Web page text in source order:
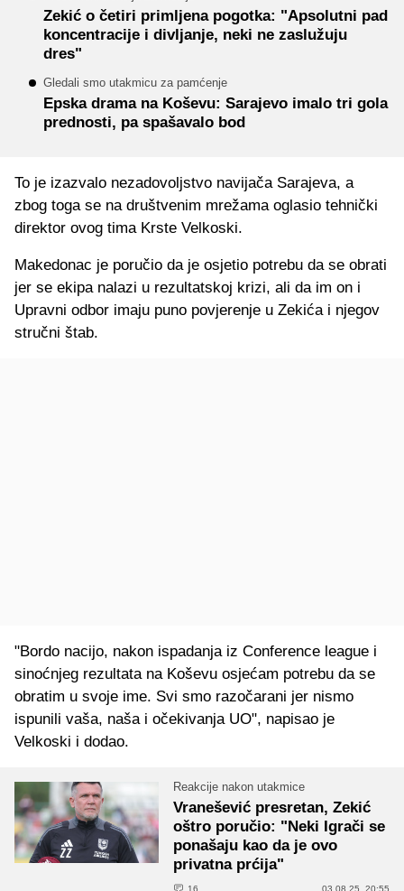
Zekić o četiri primljena pogotka: "Apsolutni pad
koncentracije i divljanje, neki ne zaslužuju
dres"
Gledali smo utakmicu za pamćenje
Epska drama na Koševu: Sarajevo imalo tri gola
prednosti, pa spašavalo bod
To je izazvalo nezadovoljstvo navijača Sarajeva, a
zbog toga se na društvenim mrežama oglasio tehnički
direktor ovog tima Krste Velkoski.
Makedonac je poručio da je osjetio potrebu da se obrati
jer se ekipa nalazi u rezultatskoj krizi, ali da im on i
Upravni odbor imaju puno povjerenje u Zekića i njegov
stručni štab.
"Bordo nacijo, nakon ispadanja iz Conference league i
sinoćnjeg rezultata na Koševu osjećam potrebu da se
obratim u svoje ime. Svi smo razočarani jer nismo
ispunili vaša, naša i očekivanja UO", napisao je
Velkoski i dodao.
Reakcije nakon utakmice
Vranešević presretan, Zekić
oštro poručio: "Neki Igrači se
ponašaju kao da je ovo
privatna prćija"
16 03.08.25. 20:55